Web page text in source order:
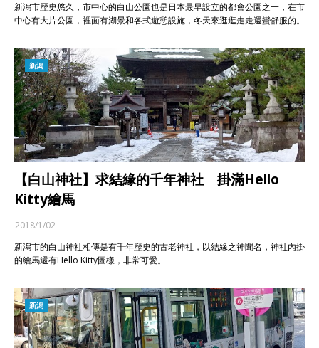
新潟市歷史悠久，市中心的白山公園也是日本最早設立的都會公園之一，在市
中心有大片公園，裡面有湖景和各式遊憩設施，冬天來逛逛走走還蠻舒服的。
新潟
【白山神社】求結緣的千年神社 掛滿Hello
Kitty繪馬
2018/1/02
新潟市的白山神社相傳是有千年歷史的古老神社，以結緣之神聞名，神社內掛
的繪馬還有Hello Kitty圖樣，非常可愛。
新潟